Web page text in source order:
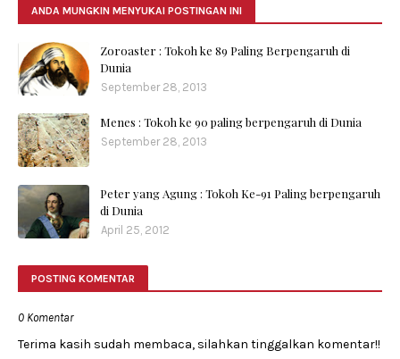
ANDA MUNGKIN MENYUKAI POSTINGAN INI
Zoroaster : Tokoh ke 89 Paling Berpengaruh di
Dunia
September 28, 2013
Menes : Tokoh ke 90 paling berpengaruh di Dunia
September 28, 2013
Peter yang Agung : Tokoh Ke-91 Paling berpengaruh
di Dunia
April 25, 2012
POSTING KOMENTAR
0 Komentar
Terima kasih sudah membaca, silahkan tinggalkan komentar!!